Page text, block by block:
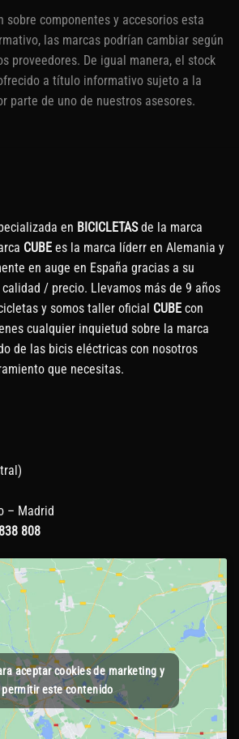
componentes y accesorios esta
las marcas podrían cambiar según
proveedores. De igual manera, el stock
a título informativo sujeto a la
parte de uno de nuestros asesores.
en BICICLETASde la marca
CUBE es la marca líderr en Alemania y
en auge en España gracias a su
/ precio. Llevamos más de 9 años
y somos taller oficial CUBE con
cualquier inquietud sobre la marca
de las bicis eléctricas con nosotros
que necesitas.
– Madrid
808
aceptar cookies de marketing y
permitir este contenido